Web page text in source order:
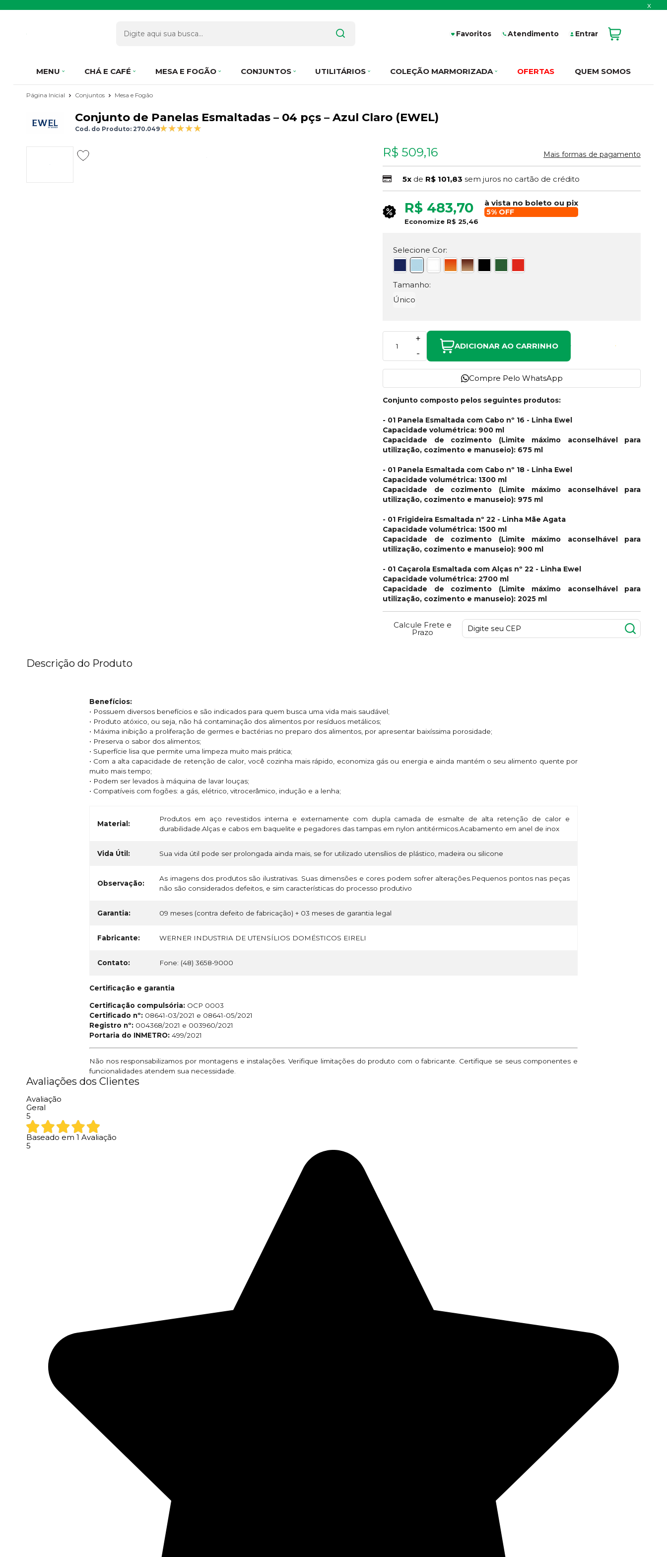
x
Favoritos Atendimento Entrar
MENU CHÁ E CAFÉ MESA E FOGÃO CONJUNTOS UTILITÁRIOS COLEÇÃO MARMORIZADA OFERTAS QUEM SOMOS
Página Inicial Conjuntos Mesa e Fogão
Conjunto de Panelas Esmaltadas – 04 pçs – Azul Claro (EWEL)
Cod. do Produto: 270.049
R$ 509,16 Mais formas de pagamento
5x de R$ 101,83 sem juros no cartão de crédito
R$ 483,70 à vista no boleto ou pix
5% OFF
Economize R$ 25,46
Selecione Cor:
Tamanho:
Único
-
+
ADICIONAR AO CARRINHO
Compre Pelo WhatsApp
Conjunto composto pelos seguintes produtos:
- 01 Panela Esmaltada com Cabo nº 16 - Linha Ewel
Capacidade volumétrica: 900 ml
Capacidade de cozimento (Limite máximo aconselhável para
utilização, cozimento e manuseio): 675 ml
- 01 Panela Esmaltada com Cabo nº 18 - Linha Ewel
Capacidade volumétrica: 1300 ml
Capacidade de cozimento (Limite máximo aconselhável para
utilização, cozimento e manuseio): 975 ml
- 01 Frigideira Esmaltada nº 22 - Linha Mãe Agata
Capacidade volumétrica: 1500 ml
Capacidade de cozimento (Limite máximo aconselhável para
utilização, cozimento e manuseio): 900 ml
- 01 Caçarola Esmaltada com Alças nº 22 - Linha Ewel
Capacidade volumétrica: 2700 ml
Capacidade de cozimento (Limite máximo aconselhável para
utilização, cozimento e manuseio): 2025 ml
Calcule Frete e
Prazo
Descrição do Produto
Benefícios:
• Possuem diversos benefícios e são indicados para quem busca uma vida mais saudável;
• Produto atóxico, ou seja, não há contaminação dos alimentos por resíduos metálicos;
• Máxima inibição a proliferação de germes e bactérias no preparo dos alimentos, por apresentar baixíssima porosidade;
• Preserva o sabor dos alimentos;
• Superfície lisa que permite uma limpeza muito mais prática;
• Com a alta capacidade de retenção de calor, você cozinha mais rápido, economiza gás ou energia e ainda mantém o seu alimento quente por
muito mais tempo;
• Podem ser levados à máquina de lavar louças;
• Compatíveis com fogões: a gás, elétrico, vitrocerâmico, indução e a lenha;
Material:
Produtos em aço revestidos interna e externamente com dupla camada de esmalte de alta retenção de calor e
durabilidade.Alças e cabos em baquelite e pegadores das tampas em nylon antitérmicos.Acabamento em anel de inox
Vida Útil: Sua vida útil pode ser prolongada ainda mais, se for utilizado utensílios de plástico, madeira ou silicone
Observação:
As imagens dos produtos são ilustrativas. Suas dimensões e cores podem sofrer alterações.Pequenos pontos nas peças
não são considerados defeitos, e sim características do processo produtivo
Garantia: 09 meses (contra defeito de fabricação) + 03 meses de garantia legal
Fabricante: WERNER INDUSTRIA DE UTENSÍLIOS DOMÉSTICOS EIRELI
Contato: Fone: (48) 3658-9000
Certificação e garantia
Certificação compulsória: OCP 0003
Certificado nº: 08641-03/2021 e 08641-05/2021
Registro nº: 004368/2021 e 003960/2021
Portaria do INMETRO: 499/2021
Não nos responsabilizamos por montagens e instalações. Verifique limitações do produto com o fabricante. Certifique se seus componentes e
funcionalidades atendem sua necessidade.
Avaliações dos Clientes
Avaliação
Geral
5
Baseado em 1 Avaliação
5